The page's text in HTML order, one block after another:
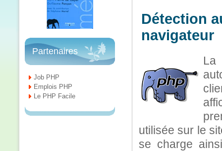
Détection
navigateur
utilisée sur le
se charge
Partenaires
Job PHP
Emplois PHP
Le PHP Facile